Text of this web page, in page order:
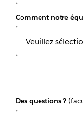
Comment notre
Des questions ?